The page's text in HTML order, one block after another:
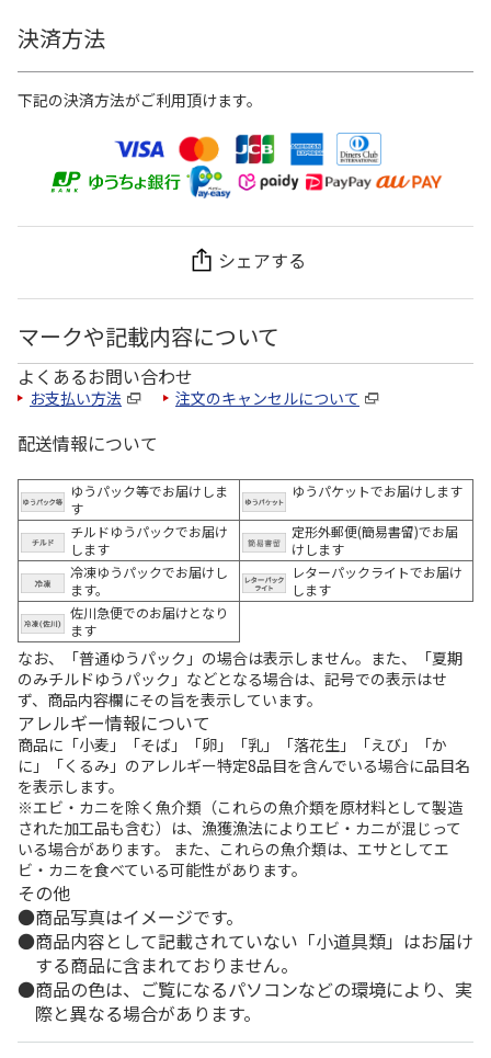
決済方法
下記の決済方法がご利用頂けます。
シェアする
マークや記載内容について
よくあるお問い合わせ
お支払い方法 注文のキャンセルについて
配送情報について
ゆうパック等でお届けしま
す
ゆうパケットでお届けします
チルドゆうパックでお届け
します
定形外郵便(簡易書留)でお届
けします
冷凍ゆうパックでお届けし
ます。
レターパックライトでお届け
します
佐川急便でのお届けとなり
ます
なお、「普通ゆうパック」の場合は表示しません。また、「夏期
のみチルドゆうパック」などとなる場合は、記号での表示はせ
ず、商品内容欄にその旨を表示しています。
アレルギー情報について
商品に「小麦」「そば」「卵」「乳」「落花生」「えび」「か
に」「くるみ」のアレルギー特定8品目を含んでいる場合に品目名
を表示します。
※エビ・カニを除く魚介類（これらの魚介類を原材料として製造
された加工品も含む）は、漁獲漁法によりエビ・カニが混じって
いる場合があります。 また、これらの魚介類は、エサとしてエ
ビ・カニを食べている可能性があります。
その他
商品写真はイメージです。
商品内容として記載されていない「小道具類」はお届け
する商品に含まれておりません。
商品の色は、ご覧になるパソコンなどの環境により、実
際と異なる場合があります。